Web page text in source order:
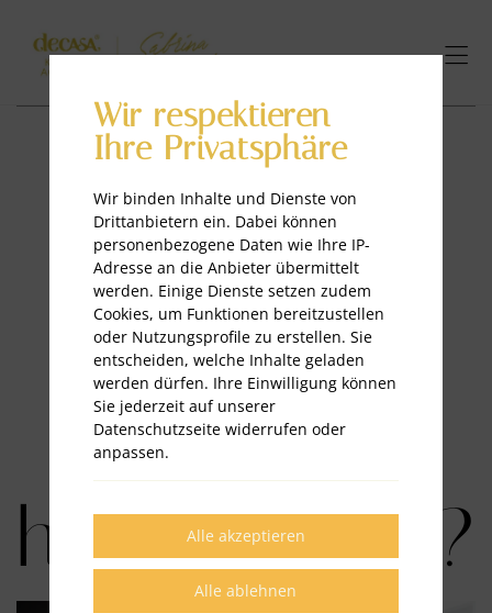
Bist du
bereit,
Spuren zu
hinterlassen?
Wir respektieren
Ihre Privatsphäre
Wir binden Inhalte und Dienste von
Drittanbietern ein. Dabei können
personenbezogene Daten wie Ihre IP-
Adresse an die Anbieter übermittelt
werden. Einige Dienste setzen zudem
Cookies, um Funktionen bereitzustellen
oder Nutzungsprofile zu erstellen. Sie
entscheiden, welche Inhalte geladen
werden dürfen. Ihre Einwilligung können
Sie jederzeit auf unserer
Datenschutzseite widerrufen oder
anpassen.